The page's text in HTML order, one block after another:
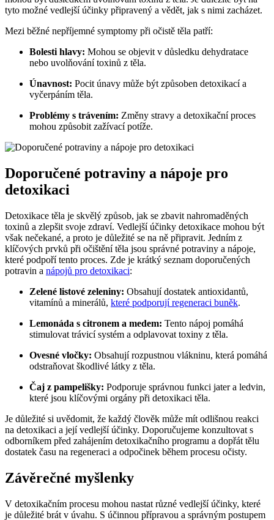
tyto možné vedlejší účinky připravený a vědět, jak s nimi zacházet.
Mezi běžné nepříjemné symptomy při očistě těla patří:
Bolesti hlavy: Mohou se objevit v důsledku dehydratace
nebo uvolňování toxinů z těla.
Únavnost: Pocit únavy může být způsoben detoxikací a
vyčerpáním těla.
Problémy s trávením: Změny stravy a detoxikační proces
mohou způsobit zažívací potíže.
Doporučené potraviny a nápoje pro
detoxikaci
Detoxikace těla je skvělý způsob, jak se zbavit nahromaděných
toxinů a zlepšit svoje zdraví. Vedlejší účinky detoxikace mohou být
však nečekané, a proto je důležité se na ně připravit. Jedním z
klíčových prvků při očištění těla jsou správné potraviny a nápoje,
které podpoří tento proces. Zde je krátký seznam doporučených
potravin a nápojů pro detoxikaci:
Zelené listové zeleniny: Obsahují dostatek antioxidantů,
vitamínů a minerálů, které podporují regeneraci buněk.
Lemonáda s citronem a medem: Tento nápoj pomáhá
stimulovat trávicí systém a odplavovat toxiny z těla.
Ovesné vločky: Obsahují rozpustnou vlákninu, která pomáhá
odstraňovat škodlivé látky z těla.
Čaj z pampelišky: Podporuje správnou funkci jater a ledvin,
které jsou klíčovými orgány při detoxikaci těla.
Je důležité si uvědomit, že každý člověk může mít odlišnou reakci
na detoxikaci a její vedlejší účinky. Doporučujeme konzultovat s
odborníkem před zahájením detoxikačního programu a dopřát tělu
dostatek času na regeneraci a odpočinek během procesu očisty.
Závěrečné myšlenky
V detoxikačním procesu mohou nastat různé vedlejší účinky, které
je důležité brát v úvahu. S účinnou přípravou a správným postupem